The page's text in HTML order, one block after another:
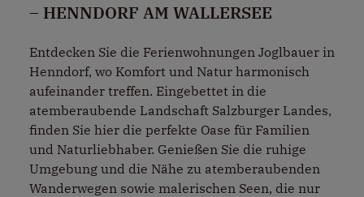
– HENNDORF AM WALLERSEE
Entdecken Sie die Ferienwohnungen Joglbauer in
Henndorf, wo Komfort und Natur harmonisch
aufeinander treffen. Eingebettet in die
atemberaubende Landschaft Salzburger Landes,
finden Sie hier die perfekte Oase für Familien
und Naturliebhaber. Genießen Sie die ruhige
Umgebung und die Nähe zu atemberaubenden
Wanderwegen sowie malerischen Seen, die nur